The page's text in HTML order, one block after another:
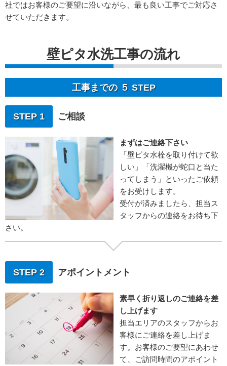
社ではお客様のご要望に沿いながら、最も良い工事でご対応さ
せていただきます。
壁ピタ水洗工事の流れ
工事までの ５ STEP
STEP 1 ご相談
まずはご連絡下さい
「壁ピタ水栓を取り付けて欲
しい」「洗濯機が蛇口と当た
ってしまう」といったご依頼
をお受けします。
受付が済みましたら、担当ス
タッフからの連絡をお待ち下
さい。
STEP 2 アポイントメント
素早く折り返しのご連絡を差
し上げます
担当エリアのスタッフからお
客様にご連絡を差し上げま
す。お客様のご要望にあわせ
て、ご訪問時間のアポイント